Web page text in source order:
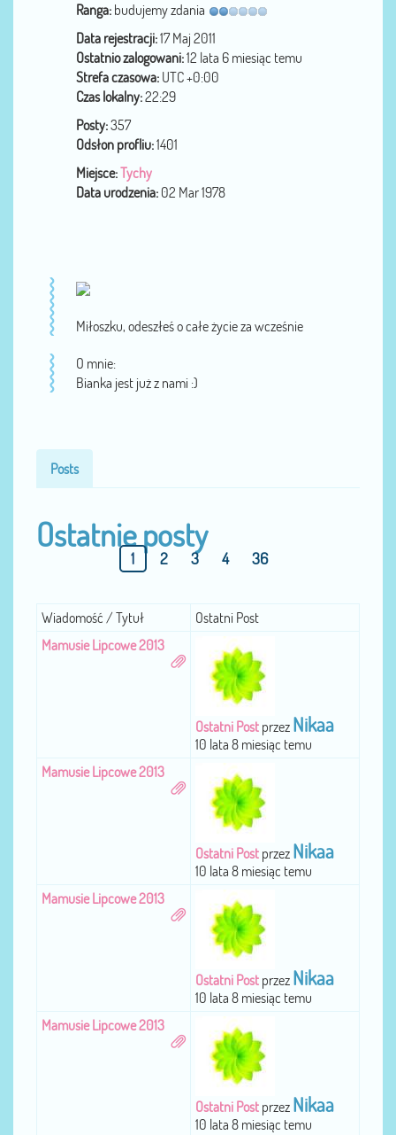
Ranga: budujemy zdania
Data rejestracji:17 Maj 2011
Ostatnio zalogowani:12 lata 6 miesiąc temu
Strefa czasowa: UTC +0:00
Czas lokalny:22:29
Posty:357
Odsłon profliu:1401
Miejsce:Tychy
Data urodzenia: 02 Mar 1978
Miłoszku, odeszłeś o całe życie za wcześnie
O mnie:
Bianka jest już z nami :)
Posts
Ostatnie posty
1 2 3 4 36
Wiadomość / Tytuł
Ostatni Post
Mamusie Lipcowe 2013
Ostatni Post przez Nikaa
10 lata 8 miesiąc temu
Mamusie Lipcowe 2013
Ostatni Post przez Nikaa
10 lata 8 miesiąc temu
Mamusie Lipcowe 2013
Ostatni Post przez Nikaa
10 lata 8 miesiąc temu
Mamusie Lipcowe 2013
Ostatni Post przez Nikaa
10 lata 8 miesiąc temu